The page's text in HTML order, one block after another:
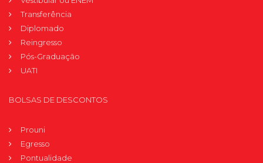
Transferência
Diplomado
Reingresso
Pós-Graduação
UATI
BOLSAS DE DESCONTOS
Prouni
Egresso
Pontualidade